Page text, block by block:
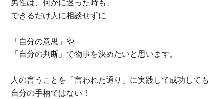
男性は、何かに迷った時も、
できるだけ人に相談せずに
「自分の意思」や
「自分の判断」で物事を決めたいと思います。
人の言うことを「言われた通り」に実践して成功しても
自分の手柄ではない！